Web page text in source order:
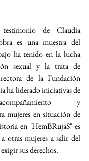
de Claudia
es una muestra del
ha tenido en la lucha
sexual y la trata de
de la Fundación
ha liderado iniciativas de
y
mujeres en situación de
en "HemBRujaS" es
otras mujeres a salir del
sus derechos.